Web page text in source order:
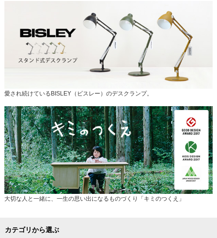
愛され続けているBISLEY（ビスレー）のデスクランプ。
大切な人と一緒に、一生の思い出になるものづくり「キミのつくえ」
カテゴリから選ぶ